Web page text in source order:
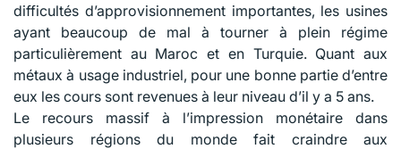
difficultés d’approvisionnement importantes, les usines
ayant beaucoup de mal à tourner à plein régime
particulièrement au Maroc et en Turquie. Quant aux
métaux à usage industriel, pour une bonne partie d’entre
eux les cours sont revenues à leur niveau d’il y a 5 ans.
Le recours massif à l’impression monétaire dans
plusieurs régions du monde fait craindre aux